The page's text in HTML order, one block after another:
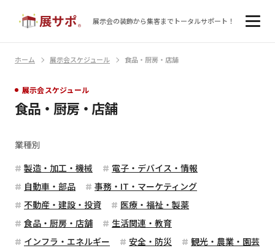
展示会の装飾から集客まで トータルサポート！
ホーム 展示会スケジュール 食品・厨房・店舗
展示会スケジュール
食品・厨房・店舗
業種別
製造・加工・機械
電子・デバイス・情報
自動車・部品
事務・IT・マーケティング
不動産・建設・投資
医療・福祉・製薬
食品・厨房・店舗
生活関連・教育
インフラ・エネルギー
安全・防災
観光・農業・園芸